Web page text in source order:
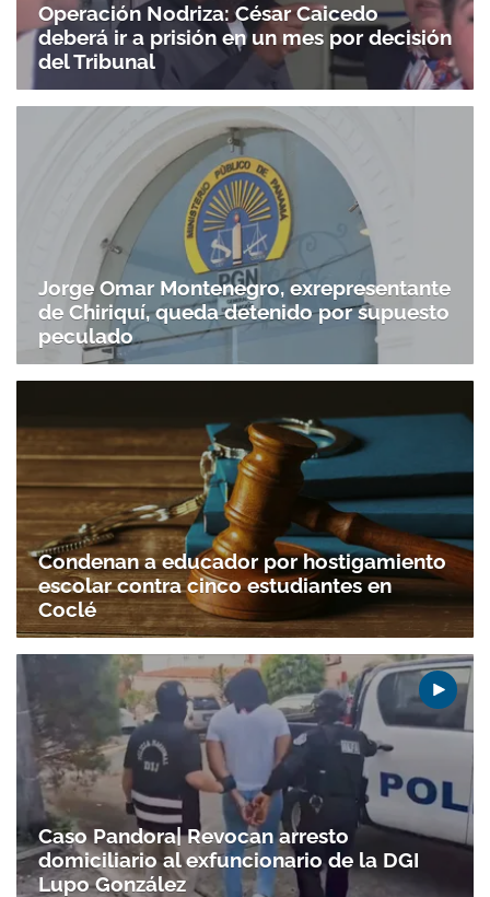
Operación Nodriza: César Caicedo
deberá ir a prisión en un mes por decisión
del Tribunal
Jorge Omar Montenegro, exrepresentante
de Chiriquí, queda detenido por supuesto
peculado
Condenan a educador por hostigamiento
escolar contra cinco estudiantes en
Coclé
Caso Pandora| Revocan arresto
domiciliario al exfuncionario de la DGI
Lupo González